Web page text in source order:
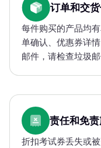
订单和交
每件购买的产品均
单确认、优惠券详
邮件，请检查垃圾
责任和免责
折扣考试券丢失或